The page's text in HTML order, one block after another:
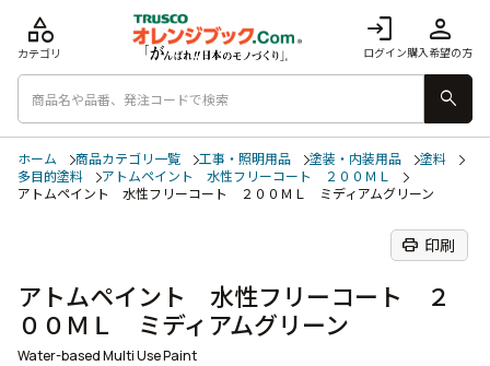
login
ログイン
person
購入希望の方
category
カテゴリ
search
ホーム 商品カテゴリ一覧 工事・照明用品 塗装・内装用品
塗料
多目的塗料
アトムペイント 水性フリーコート ２００ＭＬ
アトムペイント 水性フリーコート ２００ＭＬ ミディアムグリーン
print 印刷
アトムペイント 水性フリーコート ２
００ＭＬ ミディアムグリーン
Water-based Multi Use Paint